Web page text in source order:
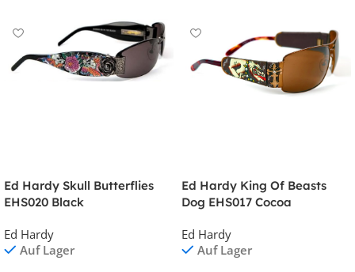
Ed Hardy Skull Butterflies
EHS020 Black
Ed Hardy
Auf Lager
Ed Hardy King Of Beasts
Dog EHS017 Cocoa
Ed Hardy
Auf Lager